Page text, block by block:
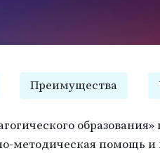
Преимущества
методическая помощь и